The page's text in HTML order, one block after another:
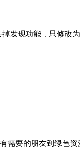
发现功能，只修改
需要的朋友到绿色